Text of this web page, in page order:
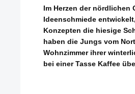
Im Herzen der
Ideenschmiede
Konzepten die hiesige
haben die Jungs vom
Wohnzimmer ihrer
bei einer Tasse Kaffee